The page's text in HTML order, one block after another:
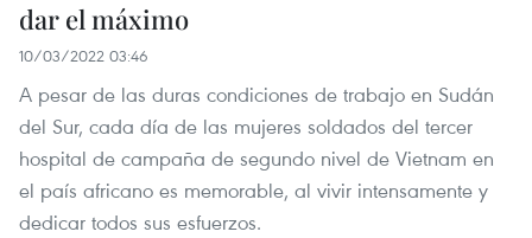
dar el máximo
10/03/2022 03:46
A pesar de las duras condiciones de trabajo en Sudán
del Sur, cada día de las mujeres soldados del tercer
hospital de campaña de segundo nivel de Vietnam en
el país africano es memorable, al vivir intensamente y
dedicar todos sus esfuerzos.